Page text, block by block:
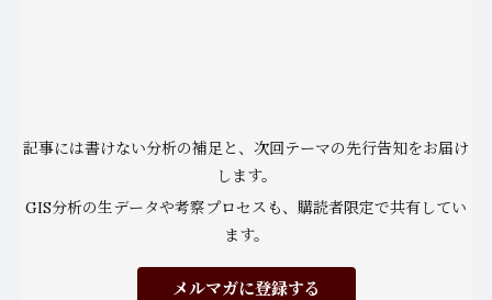
記事には書けない分析の補足と、次回テーマの先行告知をお届け
します。
GIS分析の生データや考察プロセスも、購読者限定で共有してい
ます。
メルマガに登録する